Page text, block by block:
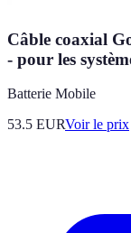
Câble coaxial
- pour les
Batterie Mobile
53.5 EURVoir le prix